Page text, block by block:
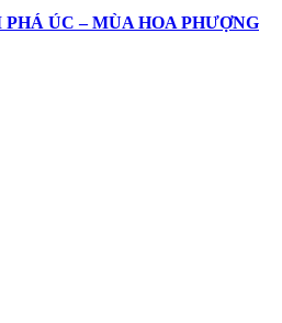
ÚC – MÙA HOA PHƯỢNG